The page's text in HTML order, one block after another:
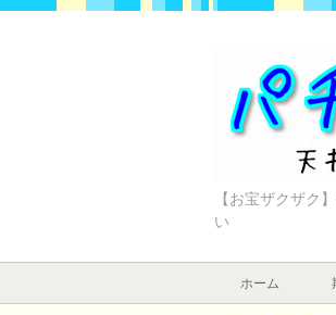
【お宝ザクザク
い
ホーム